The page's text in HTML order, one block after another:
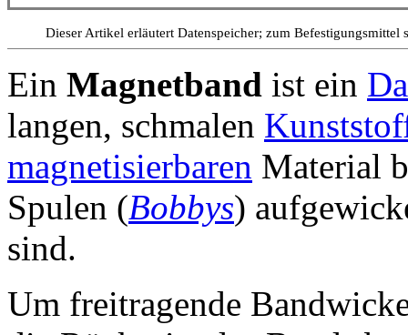
Dieser Artikel erläutert Datenspeicher; zum Befestigungsmittel
Ein Magnetband ist ein
langen, schmalen
magnetisierbaren Material
Spulen (Bobbys)
sind.
Um freitragende